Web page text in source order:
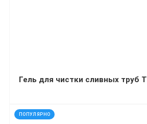
Гель для чистки сливных труб
ПОПУЛЯРНО
код: 92399